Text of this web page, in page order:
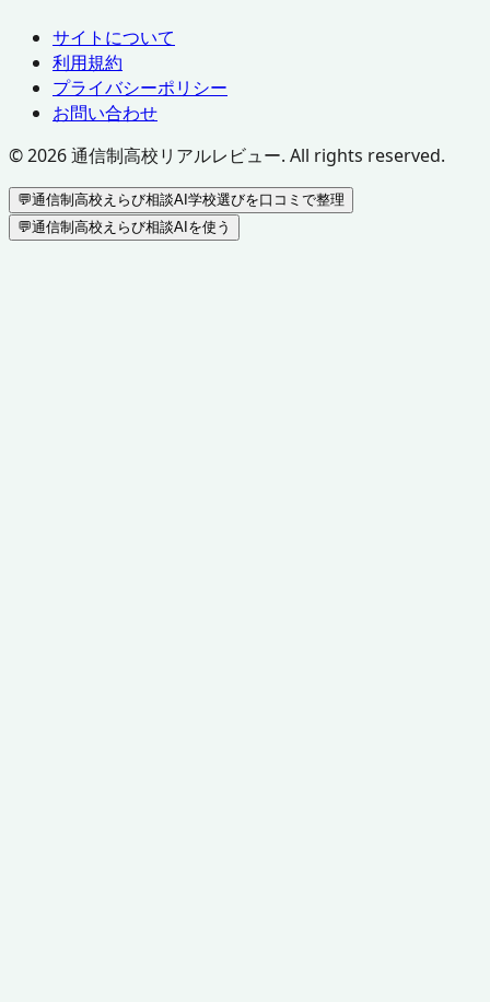
サイトについて
利用規約
プライバシーポリシー
お問い合わせ
©2026通信制高校リアルレビュー. All rights reserved.
💬通信制高校えらび相談AI学校選びを口コミで整理
💬通信制高校えらび相談AIを使う